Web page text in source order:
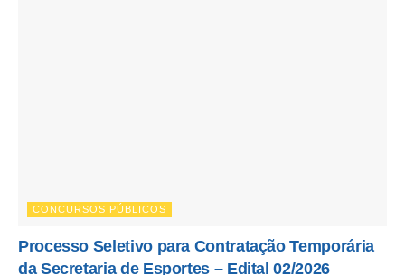
CONCURSOS PÚBLICOS
Processo Seletivo para Contratação Temporária
da Secretaria de Esportes – Edital 02/2026